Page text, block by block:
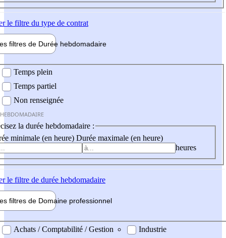
le filtre du type de contrat
filtres de Durée hebdomadaire
Temps plein
Temps partiel
Non renseignée
la durée hebdomadaire :
minimale (en heure) Durée maximale (en heure)
heures
le filtre de durée hebdomadaire
filtres de Domaine professionnel
professionel
Achats / Comptabilité / Gestion
Industrie